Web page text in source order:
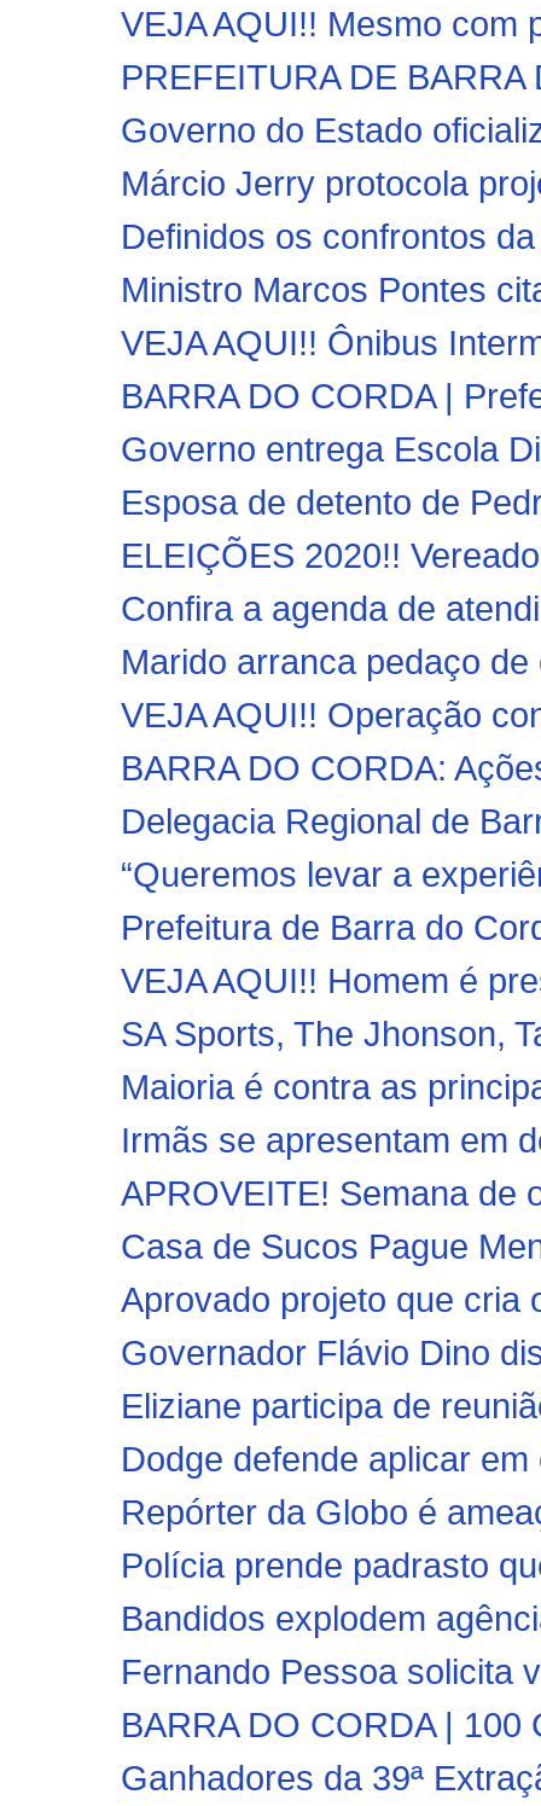
VEJA AQUI!! Mesmo com
PREFEITURA DE
Governo do Estado
Márcio Jerry protocola
Definidos os confrontos
Ministro Marcos Pontes
VEJA AQUI!! Ônibus
BARRA DO CORDA |
Governo entrega Escola
Esposa de detento de
ELEIÇÕES 2020!!
Confira a agenda de
Marido arranca pedaço
VEJA AQUI!! Operação
BARRA DO CORDA:
Delegacia Regional de
“Queremos levar a
Prefeitura de Barra do
VEJA AQUI!! Homem é
SA Sports, The Jhonson,
Maioria é contra as
Irmãs se apresentam em
APROVEITE! Semana de
Casa de Sucos Pague
Aprovado projeto que cria
Governador Flávio Dino
Eliziane participa de
Dodge defende aplicar
Repórter da Globo é
Polícia prende padrasto
Bandidos explodem
Fernando Pessoa solicita
BARRA DO CORDA |
Ganhadores da 39ª